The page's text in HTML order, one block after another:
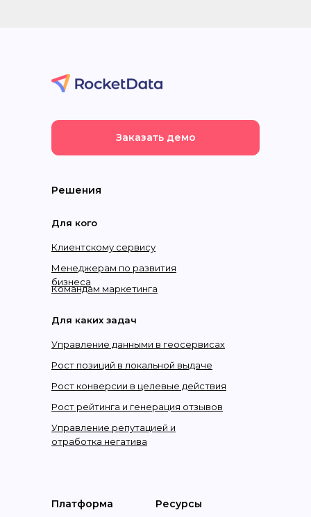
Для кого
Клиентскому сервису
Командам маркетинга
Менеджерам по развития
бизнеса
Решения
Для каких задач
Управление данными в геосервисах
Управление репутацией и
отработка негатива
Рост позиций в локальной выдаче
Рост конверсии в целевые действия
Рост рейтинга и генерация отзывов
Ресурсы
Платформа
Заказать демо